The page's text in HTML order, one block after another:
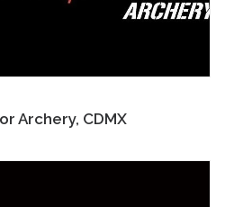
Archery, CDMX